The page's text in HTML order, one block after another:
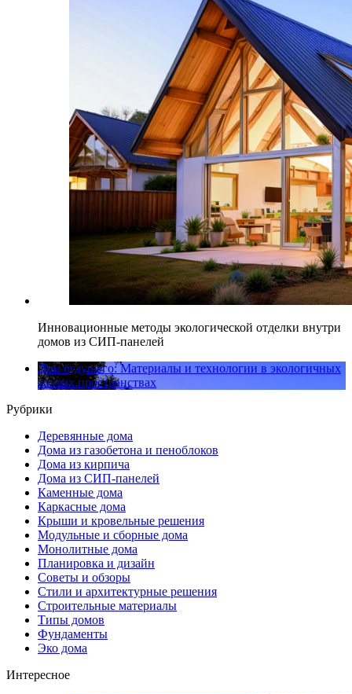
Инновационные методы экологической отделки внутри
домов из СИП-панелей
Дом будущего: Материалы и технологии в экологичных
жилых пространствах
Рубрики
Деревянные дома
Дома из газобетона и пеноблоков
Дома из кирпича
Дома из СИП-панелей
Каменные дома
Каркасные дома
Крыши и кровельные решения
Модульные и сборные дома
Монолитные дома
Планировка и дизайн
Советы и обзоры
Стили и архитектурные решения
Строительные материалы
Типы домов
Фундаменты
Эко дома
Интересное